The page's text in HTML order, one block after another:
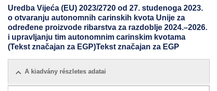
Uredba Vijeća (EU) 2023/2720 od 27. studenoga 2023.
o otvaranju autonomnih carinskih kvota Unije za
određene proizvode ribarstva za razdoblje 2024.–2026.
i upravljanju tim autonomnim carinskim kvotama
(Tekst značajan za EGP)Tekst značajan za EGP
A kiadvány részletes adatai